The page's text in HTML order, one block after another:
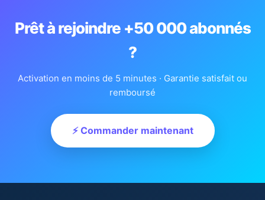
Prêt à rejoindre +50 000 abonnés
?
Activation en moins de 5 minutes · Garantie satisfait ou
remboursé
⚡ Commander maintenant